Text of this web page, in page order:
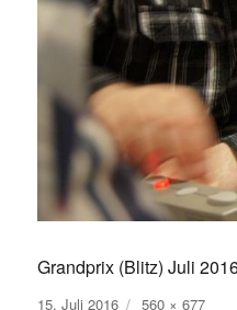
Grandprix (Blitz) Juli
Veröffentlicht
15. Juli 2016 Volle
560 × 677